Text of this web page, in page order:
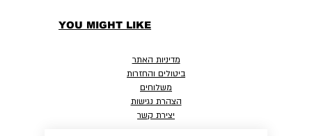
YOU MIGHT LIKE
מדיניות האתר
ביטולים והחזרות
משלוחים
הצהרת נגישות
יצירת קשר